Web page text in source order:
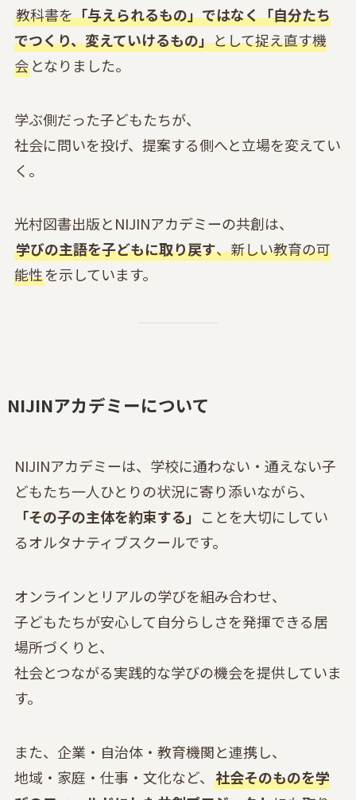
教科書を「与えられるもの」ではなく「自分たち
でつくり、変えていけるもの」として捉え直す機
会となりました。
学ぶ側だった子どもたちが、
社会に問いを投げ、提案する側へと立場を変えてい
く。
光村図書出版とNIJINアカデミーの共創は、
学びの主語を子どもに取り戻す、新しい教育の可
能性を示しています。
NIJINアカデミーについて
NIJINアカデミーは、学校に通わない・通えない子
どもたち一人ひとりの状況に寄り添いながら、
「その子の主体を約束する」 ことを大切にしてい
るオルタナティブスクールです。
オンラインとリアルの学びを組み合わせ、
子どもたちが安心して自分らしさを発揮できる居
場所づくりと、
社会とつながる実践的な学びの機会を提供していま
す。
また、企業・自治体・教育機関と連携し、
地域・家庭・仕事・文化など、 社会そのものを学